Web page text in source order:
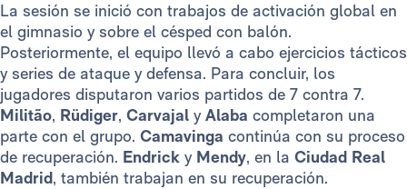
La sesión se inició con trabajos de activación global en
el gimnasio y sobre el césped con balón.
Posteriormente, el equipo llevó a cabo ejercicios tácticos
y series de ataque y defensa. Para concluir, los
jugadores disputaron varios partidos de 7 contra 7.
Militão, Rüdiger, Carvajal yAlaba completaron una
parte con el grupo. Camavinga continúa con su proceso
de recuperación. Endrick y Mendy, en la Ciudad Real
Madrid, también trabajan en su recuperación.